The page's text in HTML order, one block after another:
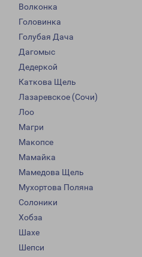
Волконка
Головинка
Голубая Дача
Дагомыс
Дедеркой
Каткова Щель
Лазаревское (Сочи)
Лоо
Магри
Макопсе
Мамайка
Мамедова Щель
Мухортова Поляна
Солоники
Хобза
Шахе
Шепси